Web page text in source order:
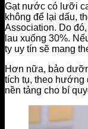
Gạt nước có lưỡi
không để lại dấu,
Association. Do
lau xuống 30%.
ty uy tín sẽ mang
Hơn nữa, bảo
tích tụ, theo hướng
nền tảng cho bí